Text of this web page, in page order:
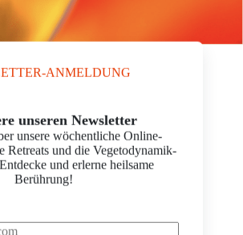
ANMELDUNG
unseren Newsletter
unsere wöchentliche Online-
Retreats und die Vegetodynamik-
und erlerne heilsame
Berührung!
advanced
Karl-Kegel-Str. 20a
09599 Freiberg
freiberg.de
Tel.:03731 -692 740